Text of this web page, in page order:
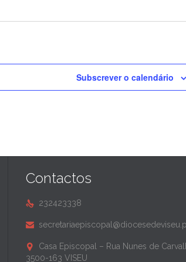
Subscrever o calendário
Contactos
 232423338


Casa Episcopal – Rua Nunes de
3500-163 VISEU